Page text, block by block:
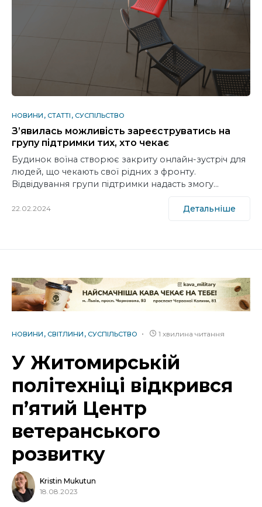
НОВИНИ СТАТТІ СУСПІЛЬСТВО
З’явилась можливість зареєструватись на
групу підтримки тих, хто чекає
Будинок воїна створює закриту онлайн-зустріч для
людей, що чекають свої рідних з фронту.
Відвідування групи підтримки надасть змогу…
22.02.2024 Детальніше
НОВИНИ СВІТЛИНИ СУСПІЛЬСТВО 1 хвилина читання
У Житомирській
політехніці відкрився
п’ятий Центр
ветеранського
розвитку
Kristin Mukutun
18.08.2023